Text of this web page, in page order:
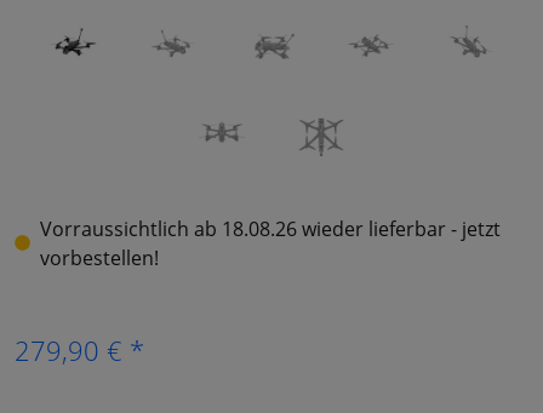
Vorraussichtlich ab 18.08.26 wieder lieferbar - jetzt
vorbestellen!
279,90 € *